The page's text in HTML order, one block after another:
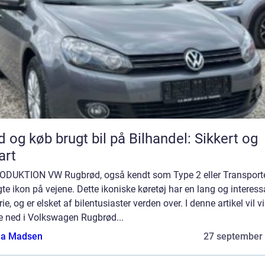
og køb brugt bil på Bilhandel: Sikkert og
VW Rugbrød, også kendt som Type 2 eller
ikon på vejene. Dette ikoniske køretøj har en lang og
og er elsket af bilentusiaster verden over. I denne artikel vil vi
ned i Volkswagen Rugbrød...
Madsen
27 september